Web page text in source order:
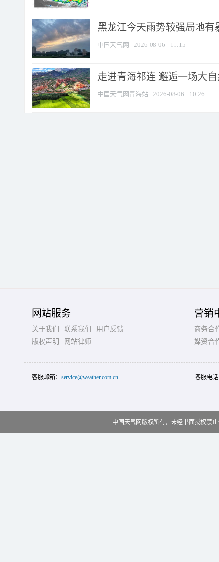
黑龙江今天雨势较强局地有
中国天气网 2026-08-06 11:15
走进青海祁连 邂逅一场大
中国天气网青海站 2026-08-06 10:26
网站服务
关于我们 联系我们
用户反馈
版权声明
网站律师
营销
商务合
媒资合
客服邮箱： service@weather.com.cn 客服电
中国天气网版权所有，未经书面授权